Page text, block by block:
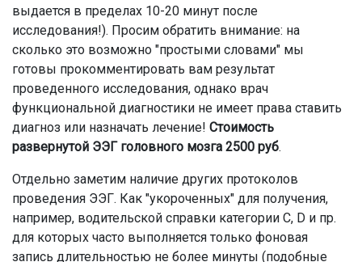
выдается в пределах 10-20 минут после
исследования!). Просим обратить внимание: на
сколько это возможно "простыми словами" мы
готовы прокомментировать вам результат
проведенного исследования, однако врач
функциональной диагностики не имеет права ставить
диагноз или назначать лечение! Стоимость
развернутой ЭЭГ головного мозга 2500 руб.
Отдельно заметим наличие других протоколов
проведения ЭЭГ. Как "укороченных" для получения,
например, водительской справки категории С, D и пр.
для которых часто выполняется только фоновая
запись длительностью не более минуты (подобные